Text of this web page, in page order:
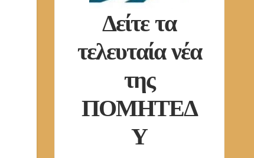
Δείτε τα
τελευταία νέα
της
ΠΟΜΗΤΕΔ
Υ